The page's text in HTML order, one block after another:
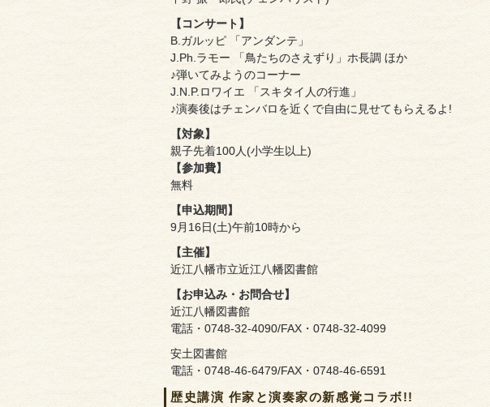
【コンサート】
B.ガルッピ 「アンダンテ」
J.Ph.ラモー 「鳥たちのさえずり」ホ長調 ほか
♪弾いてみようのコーナー
J.N.P.ロワイエ 「スキタイ人の行進」
♪演奏後はチェンバロを近くで自由に見せてもらえるよ!
【対象】
親子先着100人(小学生以上)
【参加費】
無料
【申込期間】
9月16日(土)午前10時から
【主催】
近江八幡市立近江八幡図書館
【お申込み・お問合せ】
近江八幡図書館
電話・0748-32-4090/FAX・0748-32-4099
安土図書館
電話・0748-46-6479/FAX・0748-46-6591
歴史講演 作家と演奏家の新感覚コラボ!!